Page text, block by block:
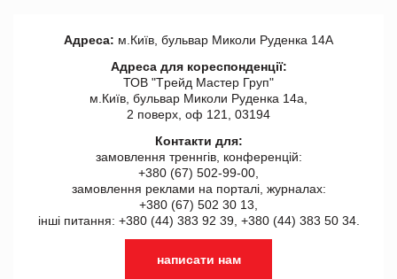
Адреса: м.Київ, бульвар Миколи Руденка 14А
Адреса для кореспонденції:
ТОВ "Tрейд Мастер Груп"
м.Київ, бульвар Миколи Руденка 14а,
2 поверх, оф 121, 03194
Контакти для:
замовлення треннгів, конференцій:
+380 (67) 502-99-00,
замовлення реклами на порталі, журналах:
+380 (67) 502 30 13,
інші питання: +380 (44) 383 92 39, +380 (44) 383 50 34.
написати нам